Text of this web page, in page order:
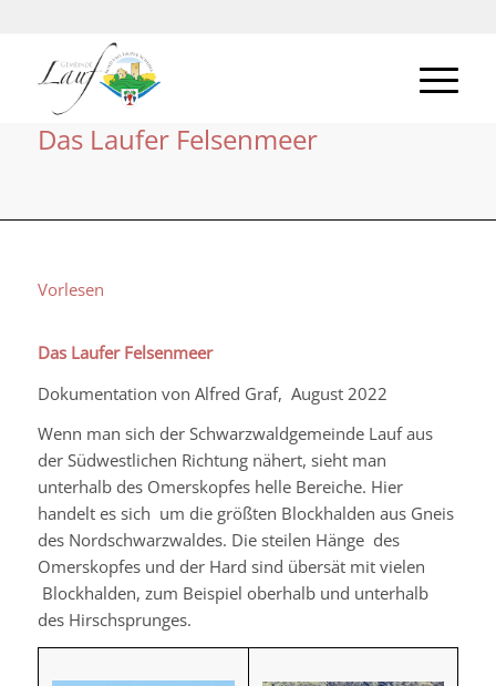
Das Laufer Felsenmeer
Vorlesen
Das Laufer Felsenmeer
Dokumentation von Alfred Graf, August 2022
Wenn man sich der Schwarzwaldgemeinde Lauf aus
der Südwestlichen Richtung nähert, sieht man
unterhalb des Omerskopfes helle Bereiche. Hier
handelt es sich um die größten Blockhalden aus Gneis
des Nordschwarzwaldes. Die steilen Hänge des
Omerskopfes und der Hard sind übersät mit vielen
Blockhalden, zum Beispiel oberhalb und unterhalb
des Hirschsprunges.